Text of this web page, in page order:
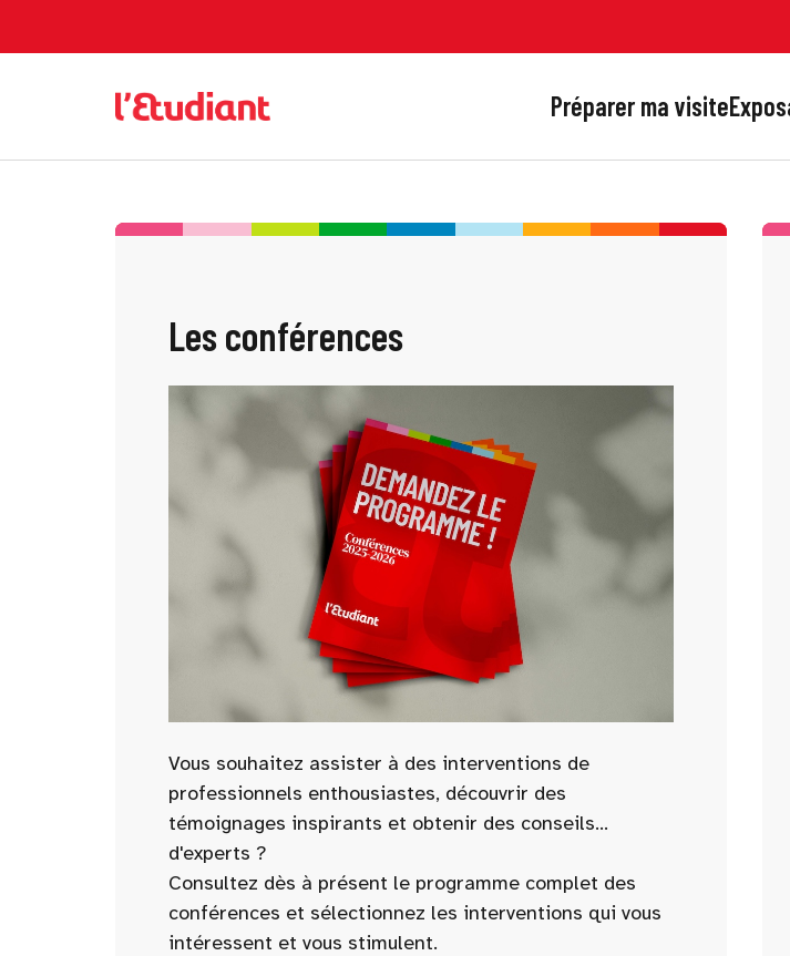
Préparer ma visite
Les conférences
Vous souhaitez assister à des interventions de
professionnels enthousiastes, découvrir des
témoignages inspirants et obtenir des conseils
d'experts ?
Consultez dès à présent le programme complet des
conférences et sélectionnez les interventions qui vous
intéressent et vous stimulent.